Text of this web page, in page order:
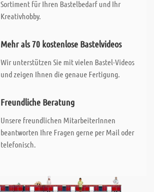
Sortiment für Ihren Bastelbedarf und Ihr
Kreativhobby.
Mehr als 70 kostenlose Bastelvideos
Wir unterstützen Sie mit vielen Bastel-Videos
und zeigen Ihnen die genaue Fertigung.
Freundliche Beratung
Unsere freundlichen MitarbeiterInnen
beantworten Ihre Fragen gerne per Mail oder
telefonisch.